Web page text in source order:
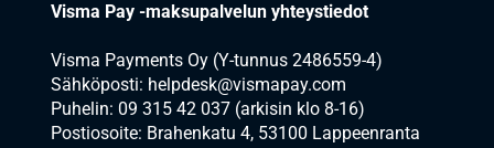
Visma Pay -maksupalvelun yhteystiedot
Visma Payments Oy (Y-tunnus 2486559-4)
Sähköposti: helpdesk@vismapay.com
Puhelin: 09 315 42 037 (arkisin klo 8-16)
Postiosoite: Brahenkatu 4, 53100 Lappeenranta